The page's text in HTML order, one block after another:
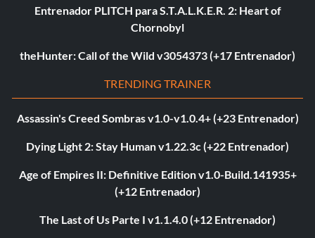
Entrenador PLITCH para S.T.A.L.K.E.R. 2: Heart of
Chornobyl
theHunter: Call of the Wild v3054373 (+17 Entrenador)
TRENDING TRAINER
Assassin's Creed Sombras v1.0-v1.0.4+ (+23 Entrenador)
Dying Light 2: Stay Human v1.22.3c (+22 Entrenador)
Age of Empires II: Definitive Edition v1.0-Build.141935+
(+12 Entrenador)
The Last of Us Parte I v1.1.4.0 (+12 Entrenador)